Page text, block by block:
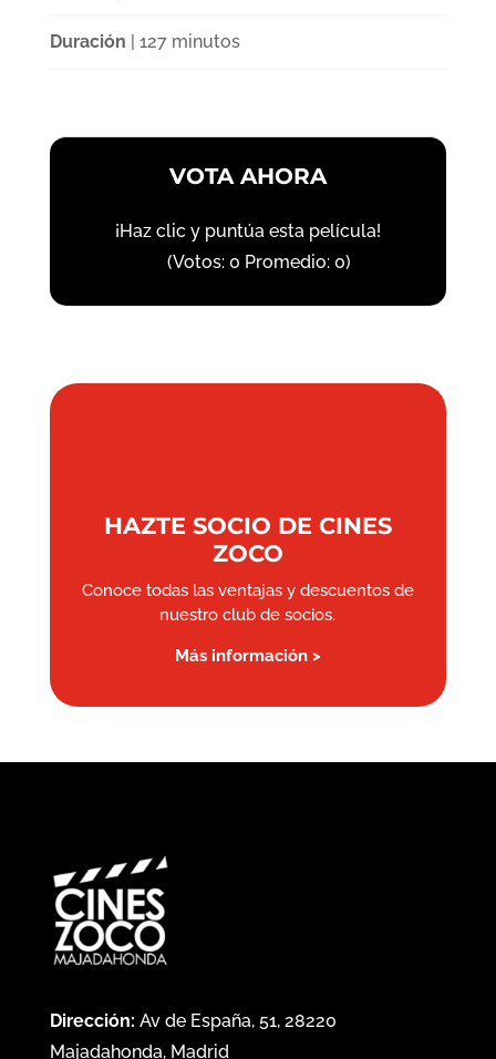
Duración | 127 minutos
VOTA AHORA
¡Haz clic y puntúa esta película!
(Votos: 0 Promedio: 0)
HAZTE SOCIO DE CINES
ZOCO
Conoce todas las ventajas y descuentos de
nuestro club de socios.
Más información >
Dirección: Av de España, 51, 28220
Majadahonda, Madrid